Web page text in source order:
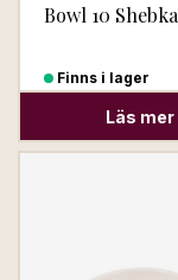
Bowl 10 Shebka
Finns i lager
Läs mer